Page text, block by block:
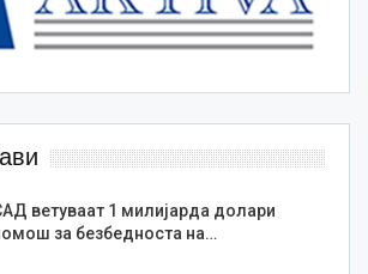
ветуваат 1 милијарда долари
за безбедноста на…